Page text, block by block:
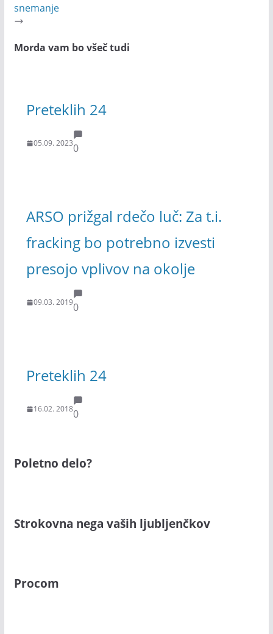
snemanje
Morda vam bo všeč tudi
Preteklih 24
05.09. 20230
ARSO prižgal rdečo luč: Za t.i.
fracking bo potrebno izvesti
presojo vplivov na okolje
09.03. 20190
Preteklih 24
16.02. 20180
Poletno delo?
Strokovna nega vaših ljubljenčkov
Procom